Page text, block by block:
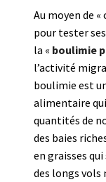
Au moyen de
pour tester
la « boulimie
l’activité
boulimie est
alimentaire
quantités de
des baies
en graisses
des longs